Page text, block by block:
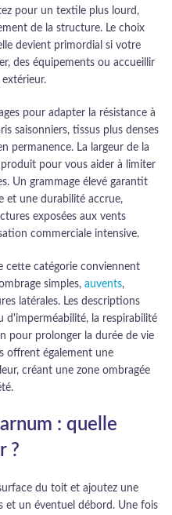
pour un textile plus lourd,
de la structure. Le choix
devient primordial si votre
des équipements ou accueillir
pour adapter la résistance à
saisonniers, tissus plus denses
permanence. La largeur de la
pour vous aider à limiter
Un grammage élevé garantit
et une durabilité accrue,
exposées aux vents
commerciale intensive.
cette catégorie conviennent
simples, auvents,
latérales. Les descriptions
d'imperméabilité, la respirabilité
pour prolonger la durée de vie
offrent également une
créant une zone ombragée
: quelle
?
du toit et ajoutez une
et un éventuel débord. Une fois